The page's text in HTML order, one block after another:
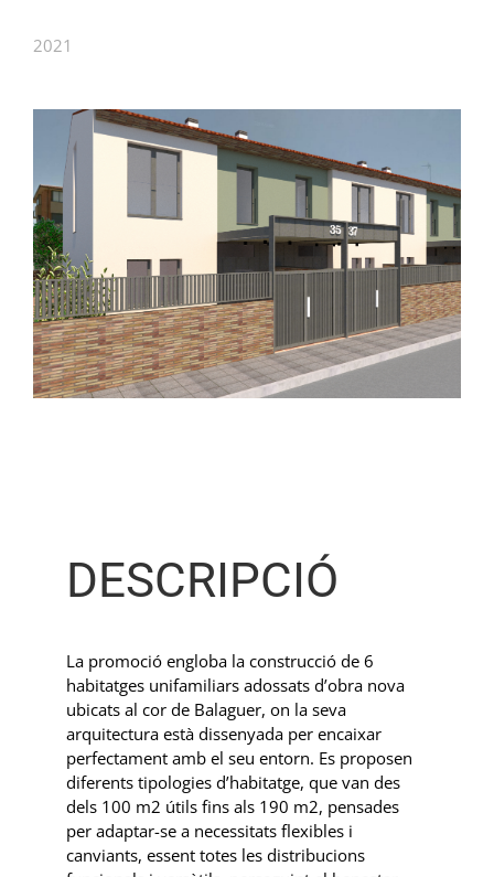
2021
DESCRIPCIÓ
La promoció engloba la construcció de 6
habitatges unifamiliars adossats d’obra nova
ubicats al cor de Balaguer, on la seva
arquitectura està dissenyada per encaixar
perfectament amb el seu entorn. Es proposen
diferents tipologies d’habitatge, que van des
dels 100 m2 útils fins als 190 m2, pensades
per adaptar-se a necessitats flexibles i
canviants, essent totes les distribucions